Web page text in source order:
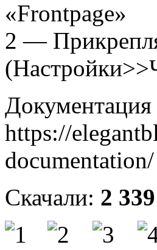
«Frontpage»
2 —
Документация
https://
documentation/
Скачали: 2 339